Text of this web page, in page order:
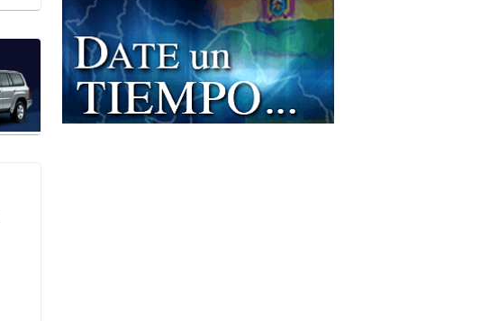
Hoteles
Hotels
Apart Hoteles
Hoteles en el Salar de Uyuni
Artículos Deportivos
Confección de Ropa Deportiva